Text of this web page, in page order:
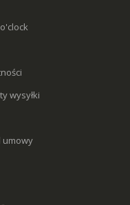
wysyłki
umowy